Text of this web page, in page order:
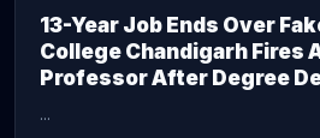
13-Year Job Ends Over
College Chandigarh Fires
Professor After Degree
...